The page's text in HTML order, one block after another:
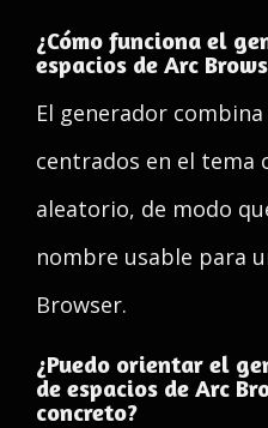
¿Cómo funciona el
espacios de Arc
El generador
centrados en el tema
aleatorio, de modo
nombre usable para
Browser.
¿Puedo orientar el
de espacios de Arc
concreto?